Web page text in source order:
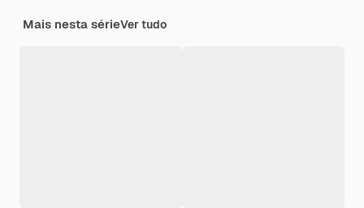
Mais nesta sérieVer tudo